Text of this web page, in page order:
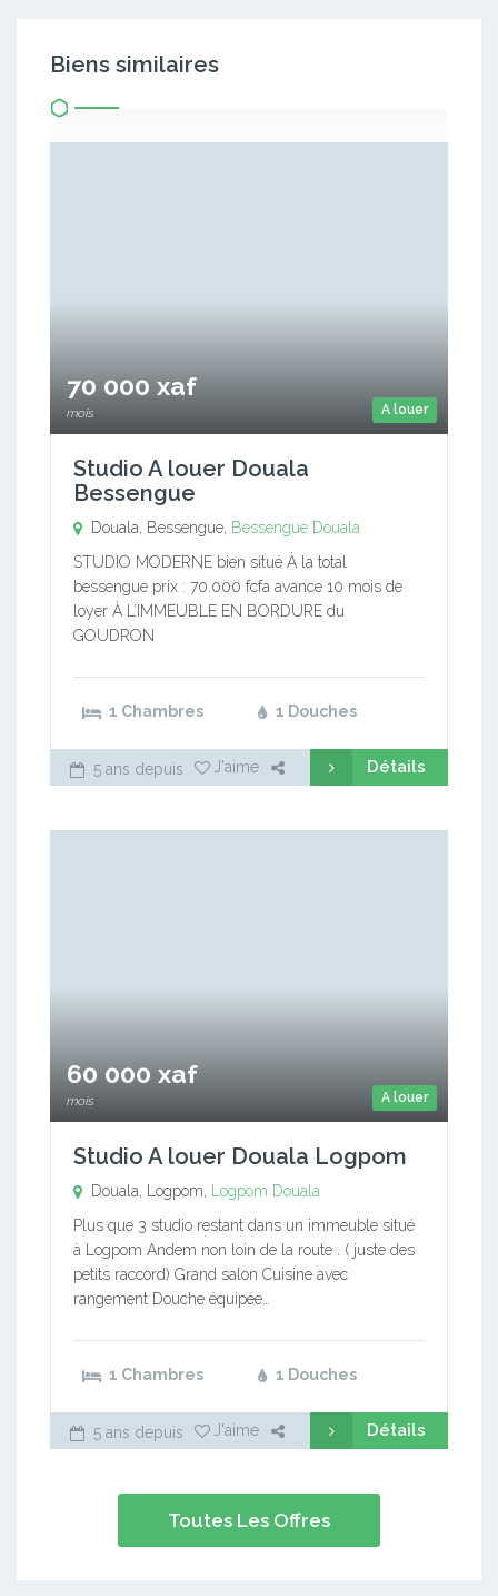
Biens similaires
A louer
70 000 xaf
mois
Studio A louer Douala
Bessengue
Douala, Bessengue, Bessengue Douala
STUDIO MODERNE bien situé À la total
bessengue prix : 70.000 fcfa avance 10 mois de
loyer À L’IMMEUBLE EN BORDURE du
GOUDRON
1 Chambres 1 Douches
5 ans depuis J'aime Détails
A louer
60 000 xaf
mois
Studio A louer Douala Logpom
Douala, Logpom, Logpom Douala
Plus que 3 studio restant dans un immeuble situé
à Logpom Andem non loin de la route . ( juste des
petits raccord) Grand salon Cuisine avec
rangement Douche équipée…
1 Chambres 1 Douches
5 ans depuis J'aime Détails
Toutes Les Offres